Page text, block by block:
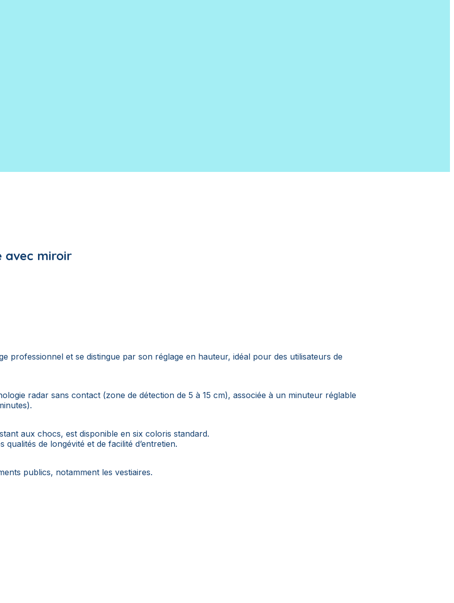
avec miroir
professionnel et se distingue par son réglage en hauteur, idéal pour des utilisateurs de
radar sans contact (zone de détection de 5 à 15 cm), associée à un minuteur réglable
aux chocs, est disponible en six coloris standard.
de longévité et de facilité d’entretien.
publics, notamment les vestiaires.